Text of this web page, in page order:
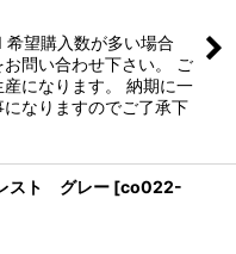
望購入数が多い場合
問い合わせ下さい。 ご
になります。 納期に一
なりますのでご了承下
スト グレー [co022-